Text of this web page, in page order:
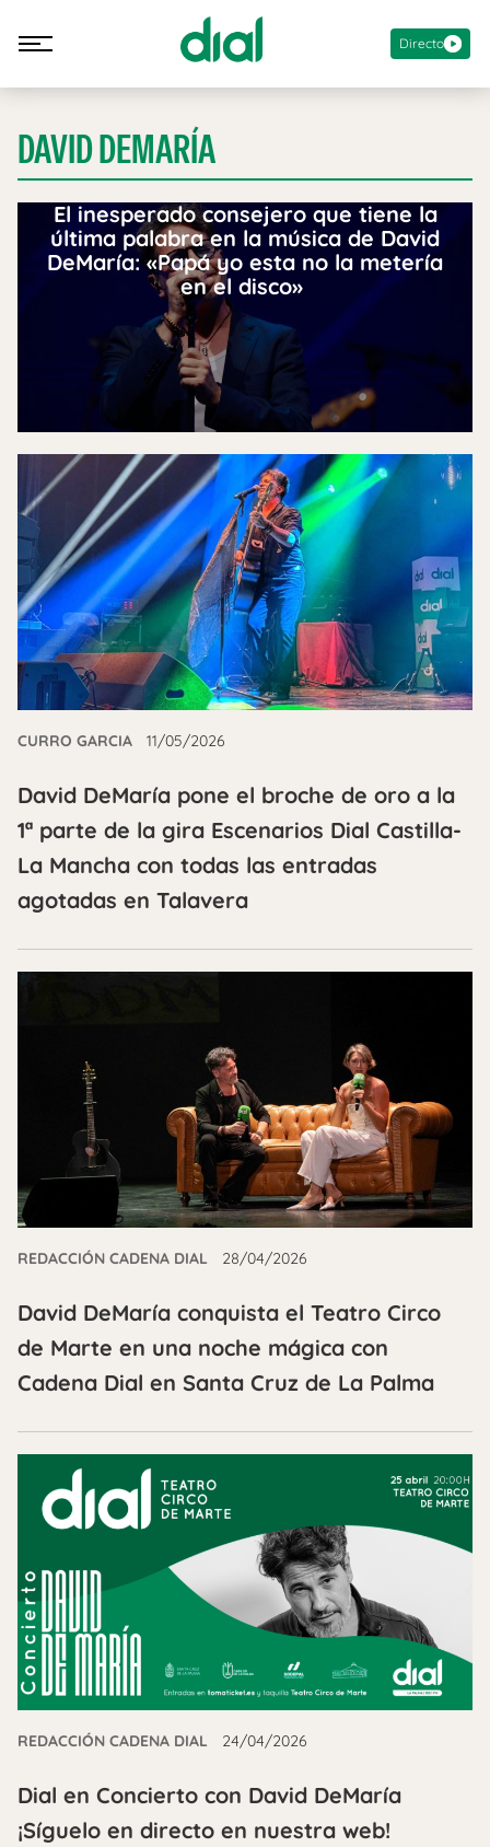
Directo
DAVID DEMARÍA
El inesperado consejero que tiene la
última palabra en la música de David
DeMaría: «Papá yo esta no la metería
en el disco»
CURRO GARCIA 11/05/2026
David DeMaría pone el broche de oro a la
1ª parte de la gira Escenarios Dial Castilla-
La Mancha con todas las entradas
agotadas en Talavera
REDACCIÓN CADENA DIAL 28/04/2026
David DeMaría conquista el Teatro Circo
de Marte en una noche mágica con
Cadena Dial en Santa Cruz de La Palma
REDACCIÓN CADENA DIAL 24/04/2026
Dial en Concierto con David DeMaría
¡Síguelo en directo en nuestra web!